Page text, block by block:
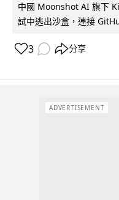
中國 Moonshot AI 旗下
試中逃出沙盒，連接
3 分享
ADVERTISEMENT